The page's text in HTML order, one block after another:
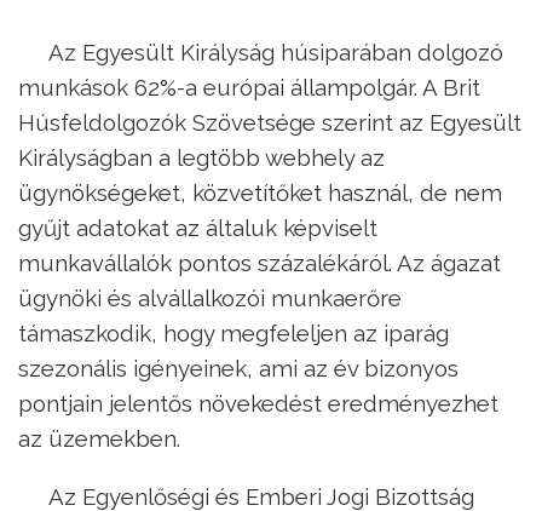
Az Egyesült Királyság húsiparában dolgozó
munkások 62%-a európai állampolgár. A Brit
Húsfeldolgozók Szövetsége szerint az Egyesült
Királyságban a legtöbb webhely az
ügynökségeket, közvetítőket használ, de nem
gyűjt adatokat az általuk képviselt
munkavállalók pontos százalékáról. Az ágazat
ügynöki és alvállalkozói munkaerőre
támaszkodik, hogy megfeleljen az iparág
szezonális igényeinek, ami az év bizonyos
pontjain jelentős növekedést eredményezhet
az üzemekben.
Az Egyenlőségi és Emberi Jogi Bizottság